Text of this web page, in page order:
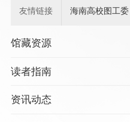
友情链接 海南高校图工委
馆藏资源
读者指南
资讯动态